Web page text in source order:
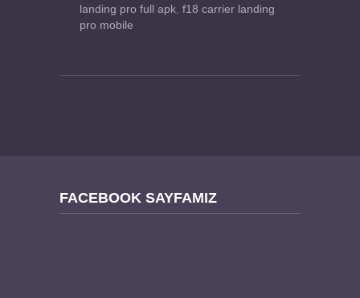
landing pro full apk f18 carrier landing
pro mobile
FACEBOOK SAYFAMIZ